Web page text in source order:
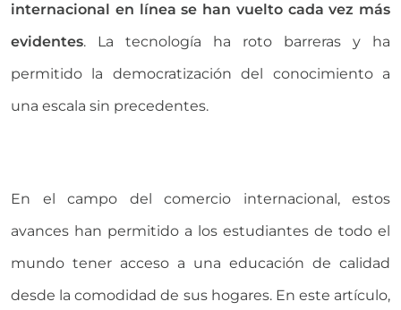
internacional en línea se han vuelto cada vez más
evidentes. La tecnología ha roto barreras y ha
permitido la democratización del conocimiento a
una escala sin precedentes.
En el campo del comercio internacional, estos
avances han permitido a los estudiantes de todo el
mundo tener acceso a una educación de calidad
desde la comodidad de sus hogares. En este artículo,